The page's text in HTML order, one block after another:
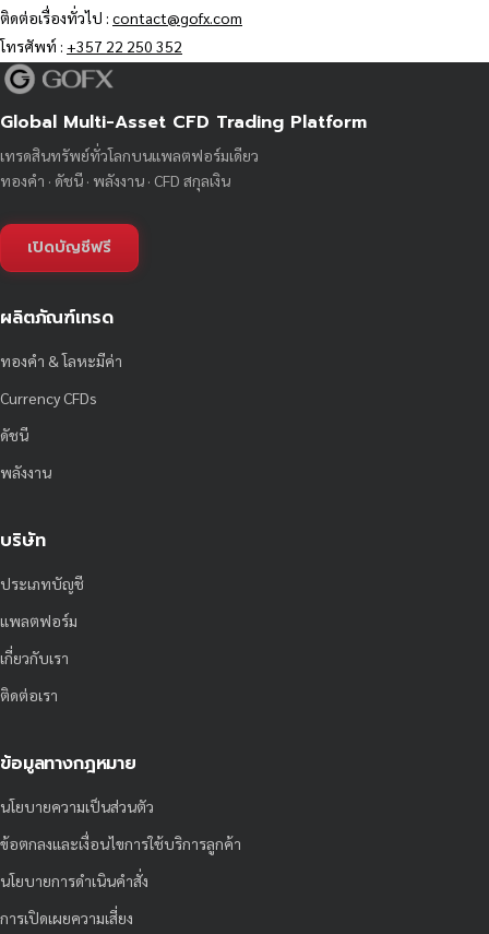
ติดต่อเรื่องทั่วไป : contact@gofx.com
โทรศัพท์ : +357 22 250 352
Global Multi-Asset CFD Trading Platform
เทรดสินทรัพย์ทั่วโลกบนแพลตฟอร์มเดียว
ทองคำ · ดัชนี · พลังงาน · CFD สกุลเงิน
เปิดบัญชีฟรี
ผลิตภัณฑ์เทรด
ทองคำ & โลหะมีค่า
Currency CFDs
ดัชนี
พลังงาน
บริษัท
ประเภทบัญชี
แพลตฟอร์ม
เกี่ยวกับเรา
ติดต่อเรา
ข้อมูลทางกฎหมาย
นโยบายความเป็นส่วนตัว
ข้อตกลงและเงื่อนไขการใช้บริการลูกค้า
นโยบายการดำเนินคำสั่ง
การเปิดเผยความเสี่ยง